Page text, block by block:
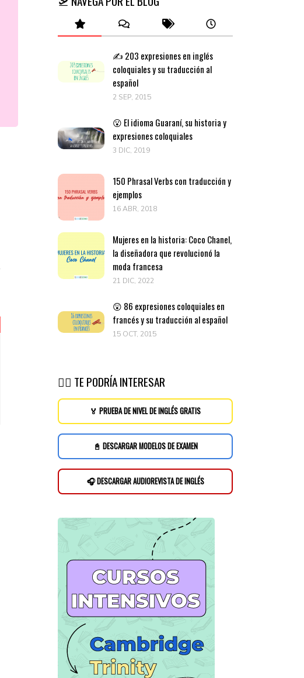
✍️ 203 expresiones en inglés
coloquiales y su traducción al
español
2 SEP, 2015
😮 El idioma Guaraní, su historia y
expresiones coloquiales
3 DIC, 2019
150 Phrasal Verbs con traducción y
ejemplos
16 ABR, 2018
Mujeres en la historia: Coco Chanel,
la diseñadora que revolucionó la
moda francesa
21 DIC, 2022
😲 86 expresiones coloquiales en
francés y su traducción al español
15 OCT, 2015
👉🏽 TE PODRÍA INTERESAR
🏅 PRUEBA DE NIVEL DE INGLÉS GRATIS
📓 DESCARGAR MODELOS DE EXAMEN
🎧 DESCARGAR AUDIOREVISTA DE INGLÉS